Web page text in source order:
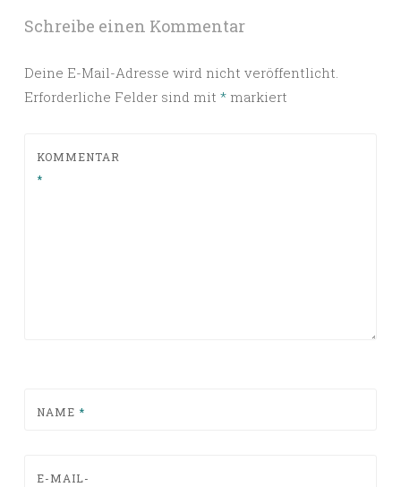
Schreibe einen Kommentar
Deine E-Mail-Adresse wird nicht veröffentlicht.
Erforderliche Felder sind mit * markiert
KOMMENTAR
*
NAME *
E-MAIL-